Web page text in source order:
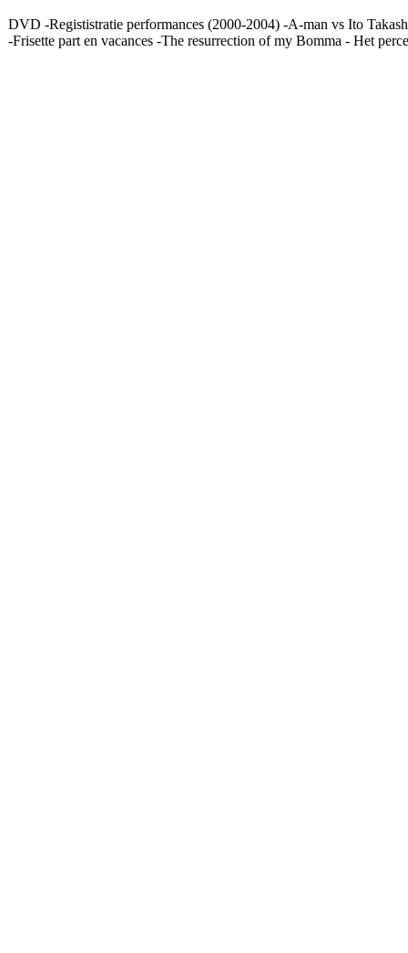
DVD -Regististratie performances (2000-2004) -A-man vs Ito
-Frisette part en vacances -The resurrection of my Bomma - Het